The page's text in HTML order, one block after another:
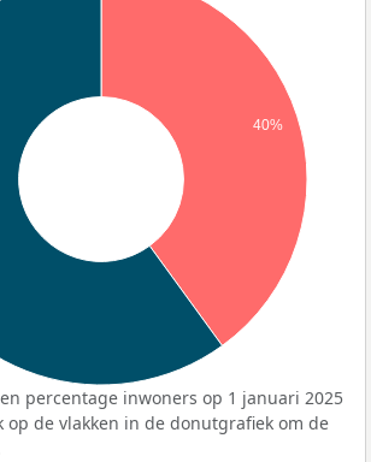
40%
percentage inwoners op 1 januari 2025
op de vlakken in de donutgrafiek om de